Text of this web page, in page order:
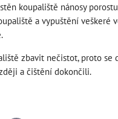
koupaliště nánosy
a vypuštění veškeré
zbavit nečistot, proto se
a čištění dokončili.